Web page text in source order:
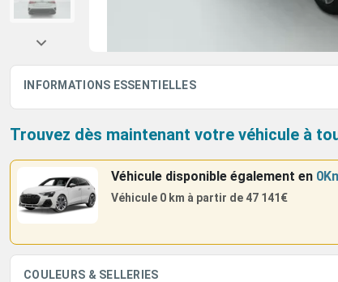
INFORMATIONS ESSENTIELLES
Trouvez dès maintenant votre véhicule à
Véhicule disponible également en
Véhicule 0 km à partir de 47 141€
COULEURS & SELLERIES